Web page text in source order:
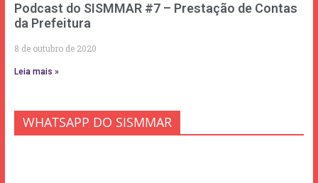
Podcast do SISMMAR #7 – Prestação de Contas
da Prefeitura
8 de outubro de 2020
Leia mais »
WHATSAPP DO SISMMAR